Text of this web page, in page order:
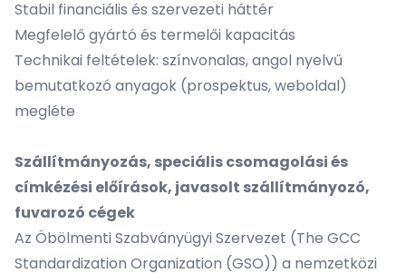
Stabil financiális és szervezeti háttér
Megfelelő gyártó és termelői kapacitás
Technikai feltételek: színvonalas, angol nyelvű
bemutatkozó anyagok (prospektus, weboldal)
megléte
Szállítmányozás, speciális csomagolási és
címkézési előírások, javasolt szállítmányozó,
fuvarozó cégek
Az Öbölmenti Szabványügyi Szervezet (The GCC
Standardization Organization (GSO)) a nemzetközi